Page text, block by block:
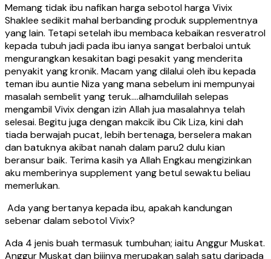
Memang tidak ibu nafikan harga sebotol harga Vivix
Shaklee sedikit mahal berbanding produk supplementnya
yang lain. Tetapi setelah ibu membaca kebaikan resveratrol
kepada tubuh jadi pada ibu ianya sangat berbaloi untuk
mengurangkan kesakitan bagi pesakit yang menderita
penyakit yang kronik. Macam yang dilalui oleh ibu kepada
teman ibu auntie Niza yang mana sebelum ini mempunyai
masalah sembelit yang teruk….alhamdulilah selepas
mengambil Vivix dengan izin Allah jua masalahnya telah
selesai. Begitu juga dengan makcik ibu Cik Liza, kini dah
tiada berwajah pucat, lebih bertenaga, berselera makan
dan batuknya akibat nanah dalam paru2 dulu kian
beransur baik. Terima kasih ya Allah Engkau mengizinkan
aku memberinya supplement yang betul sewaktu beliau
memerlukan.
Ada yang bertanya kepada ibu, apakah kandungan
sebenar dalam sebotol Vivix?
Ada 4 jenis buah termasuk tumbuhan; iaitu Anggur Muskat.
Anggur Muskat dan bijinya merupakan salah satu daripada